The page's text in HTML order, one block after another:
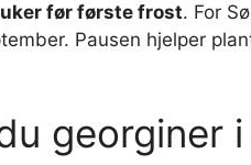
før første frost. For
Pausen hjelper
georginer